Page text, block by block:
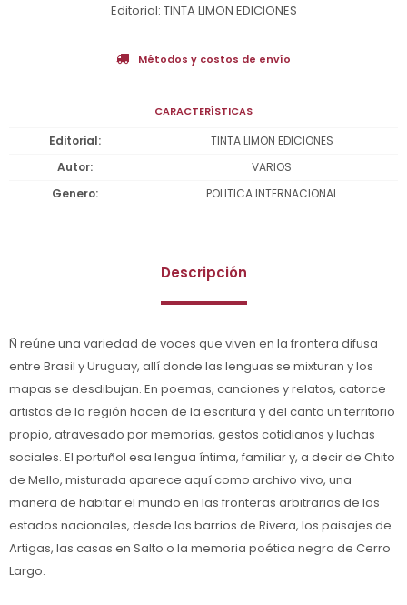
Editorial: TINTA LIMON EDICIONES
Métodos y costos de envío
CARACTERÍSTICAS
Editorial
TINTA LIMON EDICIONES
Autor
VARIOS
Genero
POLITICA INTERNACIONAL
Descripción
Ñ reúne una variedad de voces que viven en la frontera difusa
entre Brasil y Uruguay, allí donde las lenguas se mixturan y los
mapas se desdibujan. En poemas, canciones y relatos, catorce
artistas de la región hacen de la escritura y del canto un territorio
propio, atravesado por memorias, gestos cotidianos y luchas
sociales. El portuñol esa lengua íntima, familiar y, a decir de Chito
de Mello, misturada aparece aquí como archivo vivo, una
manera de habitar el mundo en las fronteras arbitrarias de los
estados nacionales, desde los barrios de Rivera, los paisajes de
Artigas, las casas en Salto o la memoria poética negra de Cerro
Largo.